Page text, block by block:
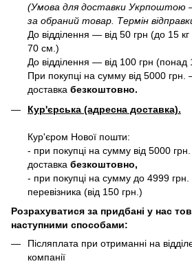
(Умова для доставки Укрпоштою
за обраний товар. Термін
До відділення — від 50 грн (до 15
70 см.)
До відділення — від 100 грн (понад
При покупці на сумму від 5000 грн.
доставка безкоштовно.
Кур'єрська (адресна доставка).
Кур'єром Нової пошти:
- при покупці на сумму від 5000
доставка безкоштовно,
- при покупці на сумму до 4999
перевізника (від 150 грн.)
Розрахуватися за придбані у нас
наступними способами:
Післяплата при отриманні на
компанії